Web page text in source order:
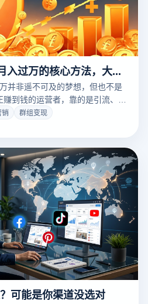
Facebook群组营销月入过万的核心方法，大部分人不知道
并非遥不可及的梦想，但也不是
到钱的运营者，靠的是引流、培
气或投机取巧。本文为您揭示
背后的核心方法论与执行细节，
销
群组变现
可能是你渠道没选对